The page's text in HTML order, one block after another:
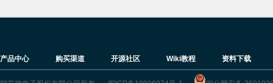
产品中心 购买渠道 开源社区 Wiki教程 资料下载